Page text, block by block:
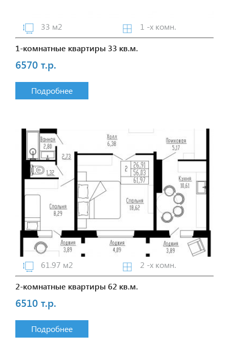
33 м2
1 -х комн.
1-комнатные квартиры 33 кв.м.
6570 т.р.
Подробнее
61.97 м2
2 -х комн.
2-комнатные квартиры 62 кв.м.
6510 т.р.
Подробнее